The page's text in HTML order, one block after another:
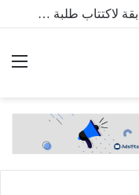
فرصة للشباب.. الجيش يطلق مسابقة لاكتتاب طلبة ضباط عاملين